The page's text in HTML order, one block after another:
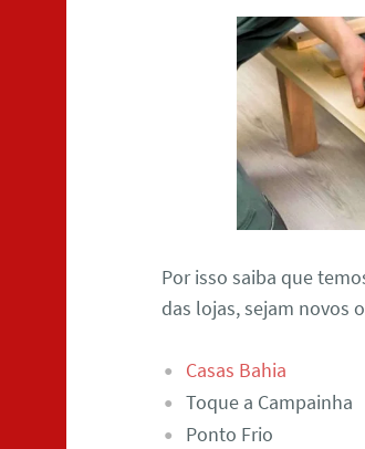
Por isso saiba que
das lojas, sejam novos
Casas Bahia
Toque a Campainha
Ponto Frio